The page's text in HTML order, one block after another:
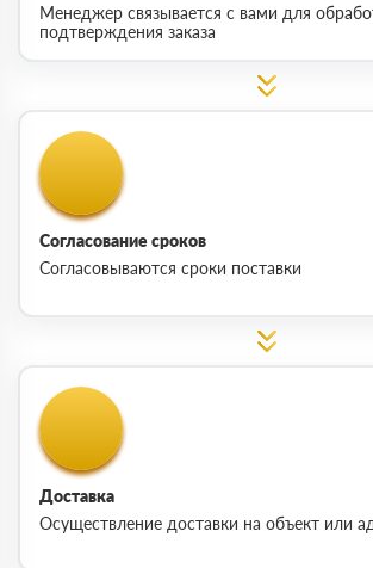
Менеджер связывается с вами для
подтверждения заказа
Согласование сроков
Согласовываются сроки поставки
Доставка
Осуществление доставки на объект или